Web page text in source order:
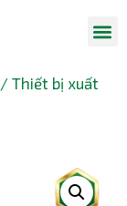
/ Thiết bị xuất